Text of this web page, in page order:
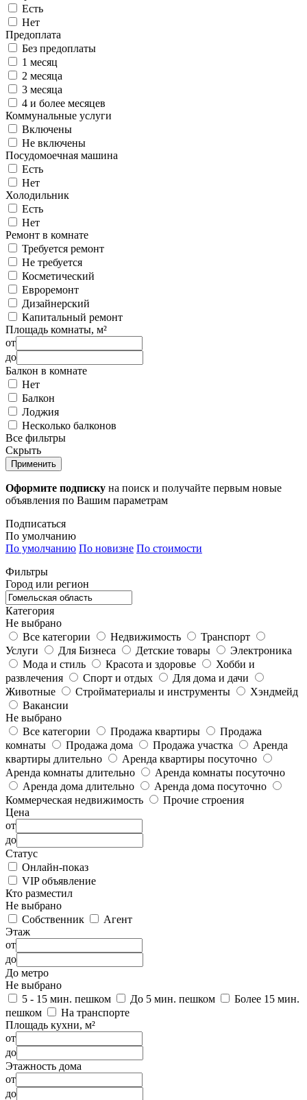
Есть
Нет
Предоплата
Без предоплаты
1 месяц
2 месяца
3 месяца
4 и более месяцев
Коммунальные услуги
Включены
Не включены
Посудомоечная машина
Есть
Нет
Холодильник
Есть
Нет
Ремонт в комнате
Требуется ремонт
Не требуется
Косметический
Евроремонт
Дизайнерский
Капитальный ремонт
Площадь комнаты, м²
от
до
Балкон в комнате
Нет
Балкон
Лоджия
Несколько балконов
Все фильтры
Скрыть
Применить
Оформите подписку на поиск и получайте первым новые
объявления по Вашим параметрам
Подписаться
По умолчанию
По умолчанию По новизне По стоимости
Фильтры
Город или регион
Категория
Не выбрано
Все категории
Недвижимость
Транспорт
Услуги
Для Бизнеса Детские товары
Электроника
Мода и стиль
Красота и здоровье
Хобби и
развлечения
Спорт и отдых
Для дома и дачи
Животные
Стройматериалы и инструменты
Хэндмейд
Вакансии
Не выбрано
Все категории
Продажа квартиры
Продажа
комнаты
Продажа дома Продажа участка
Аренда
квартиры длительно
Аренда квартиры посуточно
Аренда комнаты длительно
Аренда комнаты посуточно
Аренда дома длительно
Аренда дома посуточно
Коммерческая недвижимость
Прочие строения
Цена
от
до
Статус
Онлайн-показ
VIP объявление
Кто разместил
Не выбрано
Собственник
Агент
Этаж
от
до
До метро
Не выбрано
5 - 15 мин. пешком
До 5 мин. пешком
Более 15 мин.
пешком
На транспорте
Площадь кухни, м²
от
до
Этажность дома
от
до